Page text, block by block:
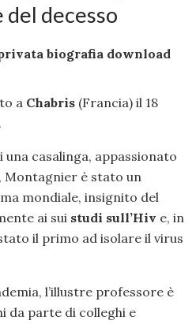
del decesso
a Chabris (Francia) il 18
casalinga, appassionato
Montagnier è stato un
mondiale, insignito del
ai sui studi sull’Hiv e, in
il primo ad isolare il virus
l’illustre professore è
da parte di colleghi e